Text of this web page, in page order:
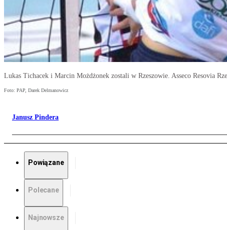
Lukas Tichacek i Marcin Możdżonek zostali w Rzeszowie. Asseco Resovia
Foto: PAP, Darek Delmanowicz
Janusz Pindera
Powiązane
Polecane
Najnowsze